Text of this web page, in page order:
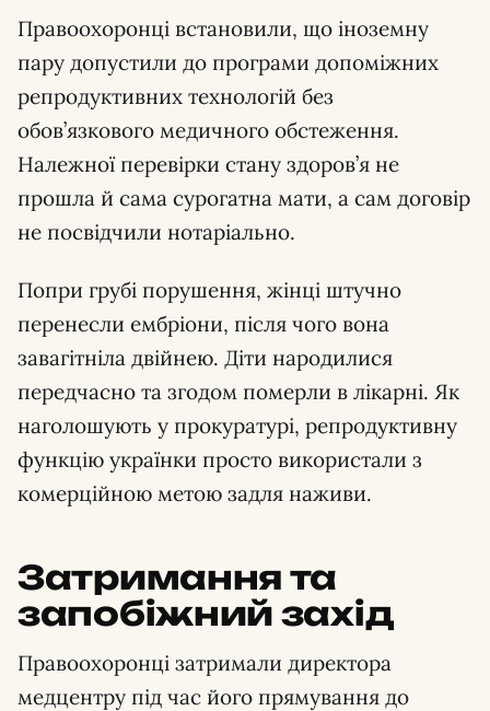
Правоохоронці встановили, що іноземну
пару допустили до програми допоміжних
репродуктивних технологій без
обов’язкового медичного обстеження.
Належної перевірки стану здоров’я не
прошла й сама сурогатна мати, а сам договір
не посвідчили нотаріально.
Попри грубі порушення, жінці штучно
перенесли ембріони, після чого вона
завагітніла двійнею. Діти народилися
передчасно та згодом померли в лікарні. Як
наголошують у прокуратурі, репродуктивну
функцію українки просто використали з
комерційною метою задля наживи.
Затримання та
запобіжний захід
Правоохоронці затримали директора
медцентру під час його прямування до